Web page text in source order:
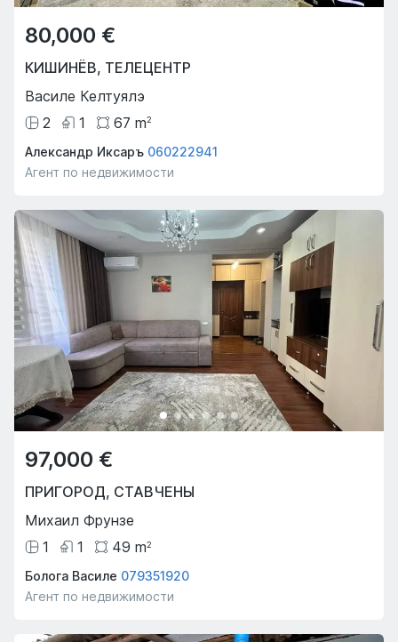
80,000 €
КИШИНЁВ, ТЕЛЕЦЕНТР
Василе Келтуялэ
2
1 67 m2
Александр Иксаръ 060222941
Агент по недвижимости
97,000 €
ПРИГОРОД, СТАВЧЕНЫ
Михаил Фрунзе
1
1 49 m2
Болога Василе 079351920
Агент по недвижимости